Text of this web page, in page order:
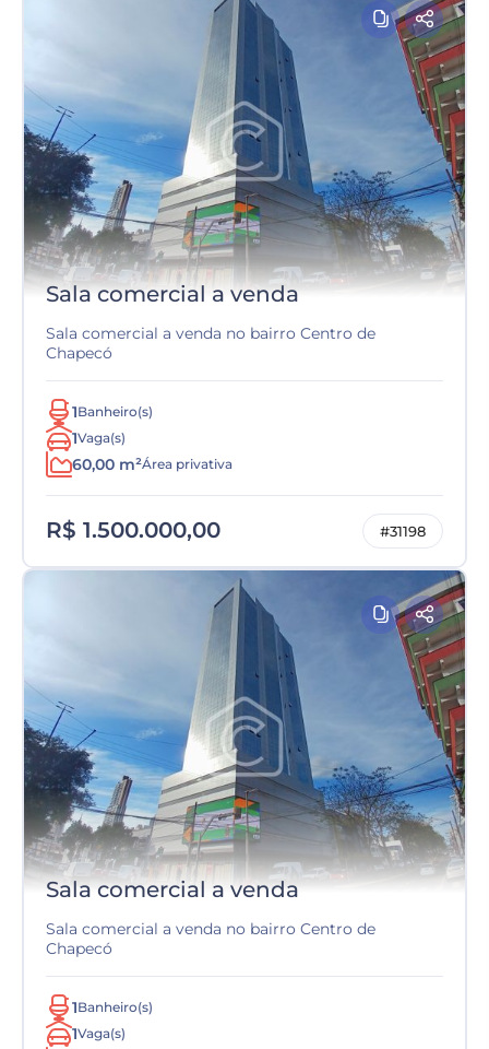
Sala comercial a venda
Sala comercial a venda no bairro Centro de
Chapecó
1Banheiro(s)
1Vaga(s)
60,00 m²Área privativa
R$ 1.500.000,00 #31198
Sala comercial a venda
Sala comercial a venda no bairro Centro de
Chapecó
1Banheiro(s)
1Vaga(s)